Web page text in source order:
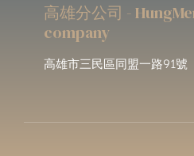
高雄分公司 -
company
高雄市三民區同盟一路91號